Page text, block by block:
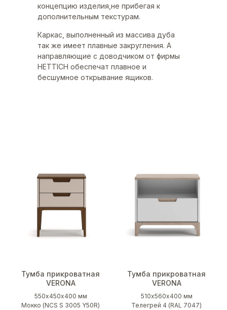
Каркас, выполненный из массива дуба
так же имеет плавные закругления. А
направляющие с доводчиком от фирмы
HETTICH обеспечат плавное и
бесшумное открывание ящиков.
концепцию изделия,не прибегая к
дополнительным текстурам.
Тумба прикроватная
VERONA
550х450х400 мм
Мокко (NCS S 3005 Y50R)
Тумба прикроватная
VERONA
510х560х400 мм
Телегрей 4 (RAL 7047)